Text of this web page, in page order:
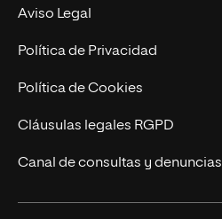
MBA
Marketing y Comunicación
Ingeniería
Diseño
Ciencias de la Salud
Contacto
Aviso Legal
Política de Privacidad
Política de Cookies
Cláusulas legales RGPD
Canal de consultas y denuncias